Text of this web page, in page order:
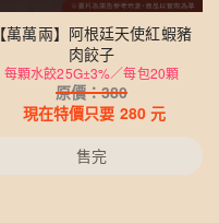
【萬萬兩】阿根廷天使紅蝦豬
肉餃子
每顆水餃25G±3%／每包20顆
原價：380
現在特價只要 280 元
售完